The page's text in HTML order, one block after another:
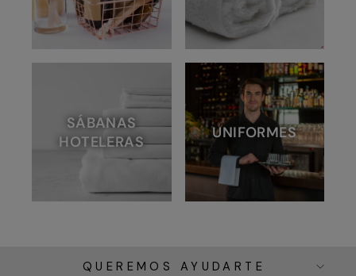
SÁBANAS
HOTELERAS
UNIFORMES
QUEREMOS AYUDARTE